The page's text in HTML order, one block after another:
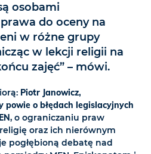
osobami
do oceny na
w różne grupy
w lekcji religii na
zajęć” – mówi.
Piotr Janowicz,
powie o błędach legislacyjnych
, o ograniczaniu praw
oraz ich nierównym
pogłębioną debatę nad